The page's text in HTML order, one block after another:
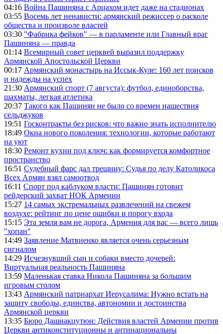
04:16 Война Пашиняна с Арцахом идет даже на стадионах
03:55 Восемь лет ненависти: армянский режиссер о расколе
общества и произволе властей
03:30 "Фабрика фейков" — в парламенте или Главный враг
Пашиняна — правда
01:14 Всемирный совет церквей выразил поддержку
Армянской Апостольской Церкви
00:17 Армянский монастырь на Иссык-Куле: 160 лет поисков
и надежды на успех
21:30 Армянский спорт (7 августа): футбол, единоборства,
шахматы, легкая атлетика
20:37 Такого как Пашинян не было со времен нашествия
сельджуков
19:51 Госконтракты без рисков: что важно знать исполнителю
18:49 Окна нового поколения: технологии, которые работают
на уют
18:30 Ремонт кухни под ключ: как формируется комфортное
пространство
16:51 Судебный фарс дал трещину: Судья по делу Католикоса
Всех Армян взял самоотвод
16:11 Спорт под каблуком власти: Пашинян готовит
рейдерский захват НОК Армении
15:27 14 самых экстремальных развлечений на свежем
воздухе: рейтинг по цене ошибки и порогу входа
15:15 Эта земля вам не дорога, Армения для вас — всего лишь
"хопан"
14:49 Заявление Матвиенко является очень серьезным
сигналом
14:29 Исчезнувший сын и собаки вместо дочерей:
Виртуальная реальность Пашиняна
13:59 Маленькая ставка Никола Пашиняна за большим
игровым столом
13:43 Армянский патриархат Иерусалима: Нужно встать на
защиту свободы, единства, автономии и достоинства
Армянской церкви
13:35 Бюро Дашнакцутюн: Действия властей Армении против
Церкви антиконституционны и антинациональны